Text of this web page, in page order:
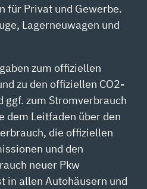
für Privat und Gewerbe.
Lagerneuwagen und
zum offiziellen
zu den offiziellen CO2-
ggf. zum Stromverbrauch
dem Leitfaden über den
die offiziellen
und den
neuer Pkw
in allen Autohäusern und